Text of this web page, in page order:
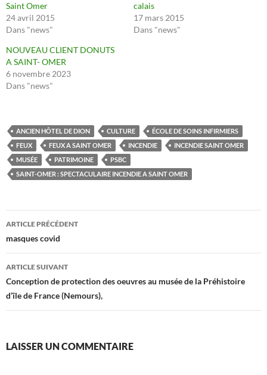
Saint Omer
24 avril 2015
Dans "news"
calais
17 mars 2015
Dans "news"
NOUVEAU CLIENT DONUTS
A SAINT- OMER
6 novembre 2023
Dans "news"
ANCIEN HÔTEL DE DION CULTURE
ÉCOLE DE SOINS INFIRMIERS
FEUX
FEUX A SAINT OMER INCENDIE
INCENDIE SAINT OMER
MUSÉE
PATRIMOINE
PSBC
SAINT-OMER : SPECTACULAIRE INCENDIE A SAINT OMER
Navigation
des
articles
ARTICLE PRÉCÉDENT
masques covid
ARTICLE SUIVANT
Conception de protection des oeuvres au musée de la Préhistoire
d’île de France (Nemours),
LAISSER UN COMMENTAIRE